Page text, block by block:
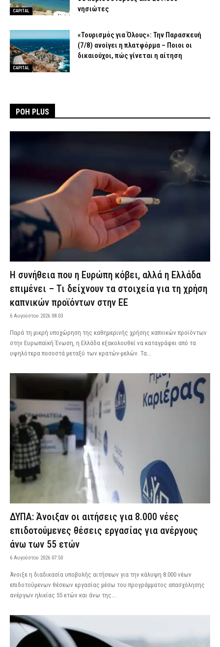
CAPITAL
νησιώτες
CAPITAL
«Τουρισμός για Όλους»: Την Παρασκευή
(7/8) ανοίγει η πλατφόρμα – Ποιοι οι
δικαιούχοι, πώς γίνεται η αίτηση
ΡΟΗ PLUS
Η συνήθεια που η Ευρώπη κόβει, αλλά η Ελλάδα
επιμένει – Τι δείχνουν τα στοιχεία για τη χρήση
καπνικών προϊόντων στην ΕΕ
6 Αυγούστου 2026 08:03
Παρά τη μικρή υποχώρηση της καθημερινής χρήσης καπνικών προϊόντων
στην Ευρωπαϊκή Ένωση, η Ελλάδα εξακολουθεί να καταγράφει από τα
υψηλότερα ποσοστά μεταξύ των κρατών-μελών. Τα...
ΔΥΠΑ: Άνοιξαν οι αιτήσεις για 8.000 νέες
επιδοτούμενες θέσεις εργασίας για ανέργους
άνω των 55 ετών
6 Αυγούστου 2026 07:50
Άνοιξε η διαδικασία υποβολής αιτήσεων για την κάλυψη 8.000 νέων
επιδοτούμενων θέσεων εργασίας μέσω του προγράμματος απασχόλησης
ανέργων ηλικίας 55 ετών και άνω της...